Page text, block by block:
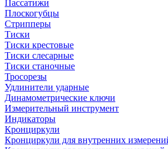
Пассатижи
Плоскогубцы
Стрипперы
Тиски
Тиски крестовые
Тиски слесарные
Тиски станочные
Тросорезы
Удлинители ударные
Динамометрические ключи
Измерительный инструмент
Индикаторы
Кронциркули
Кронциркули для внутренних